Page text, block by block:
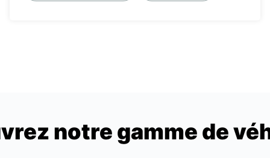
notre gamme de